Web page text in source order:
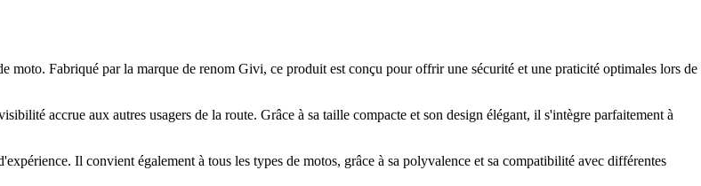
Fabriqué par la marque de renom Givi, ce produit est conçu pour offrir une sécurité et une praticité optimales lors de
accrue aux autres usagers de la route. Grâce à sa taille compacte et son design élégant, il s'intègre parfaitement à
Il convient également à tous les types de motos, grâce à sa polyvalence et sa compatibilité avec différentes